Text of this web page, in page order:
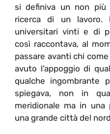
si definiva un non più
ricerca di un lavoro.
universitari vinti e di
così raccontava, al
passare avanti chi
avuto l’appoggio di
qualche ingombrante
spiegava, non in
meridionale ma in una
una grande città del